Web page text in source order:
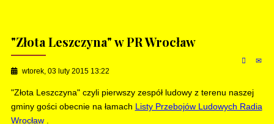
"Złota Leszczyna" w PR Wrocław
wtorek, 03 luty 2015 13:22
"Złota Leszczyna" czyli pierwszy zespół ludowy z terenu naszej
gminy gości obecnie na łamach Listy Przebojów Ludowych Radia
Wrocław.